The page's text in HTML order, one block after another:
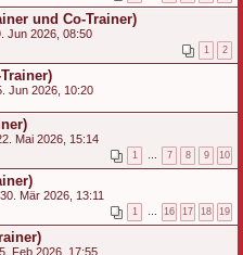
und Co-Trainer)
Jun 2026, 08:50
1 2
Jun 2026, 10:20
Mai 2026, 15:14
1 7 8 9 10
Mär 2026, 13:11
1 16 17 18 19
Feb 2026, 17:55